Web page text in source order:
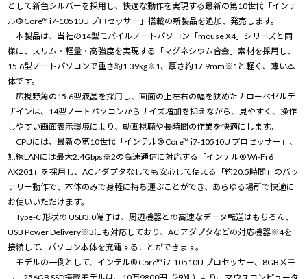
として新色シルバーを採用し、快適な動作を実現する最新の第10世代「インテ
ル® Core™ i7-10510U プロセッサー」搭載の新製品を追加、発売します。
本製品は、当社の14型モバイルノートパソコン「mouse X4」シリーズと同
様に、スリム・軽量・高強度を実現する「マグネシウム合金」素材を採用し、
15.6型ノートパソコンで重さ約1.39kg※1、厚さ約17.9mm※1と軽く、薄い本
体です。
広視野角の15.6型液晶を採用し、画面の上左右の幅を狭めたナローベゼルデ
ザインは、14型ノートパソコンからサイズ増加を抑えながら、見やすく、操作
しやすい画面表示環境により、動画視聴や長時間の作業を快適にします。
CPUには、最新の第10世代「インテル® Core™ i7-10510U プロセッサー」、
無線LANには最大2.4Gbps※2の高速通信に対応する「インテル® Wi-Fi 6
AX201」を採用し、ACアダプタなしでも安心して使える「約20.5時間」のバッ
テリー動作で、本体のみで身軽に持ち運ぶことができ、あらゆる場所で快適に
お使いいただけます。
Type-C 形状の USB3.0端子は、周辺機器との高速なデータ転送はもちろん、
USB Power Delivery※3にも対応しており、AC アダプタなどの対応機器※4を
接続して、パソコン本体を充電することができます。
モデルの一例として、インテル® Core™ i7-10510U プロセッサー、8GBメモ